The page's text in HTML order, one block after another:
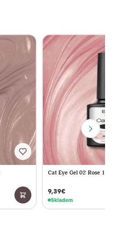
Cat Eye Gel 02 Rose 10 ml
9,39€
Skladem